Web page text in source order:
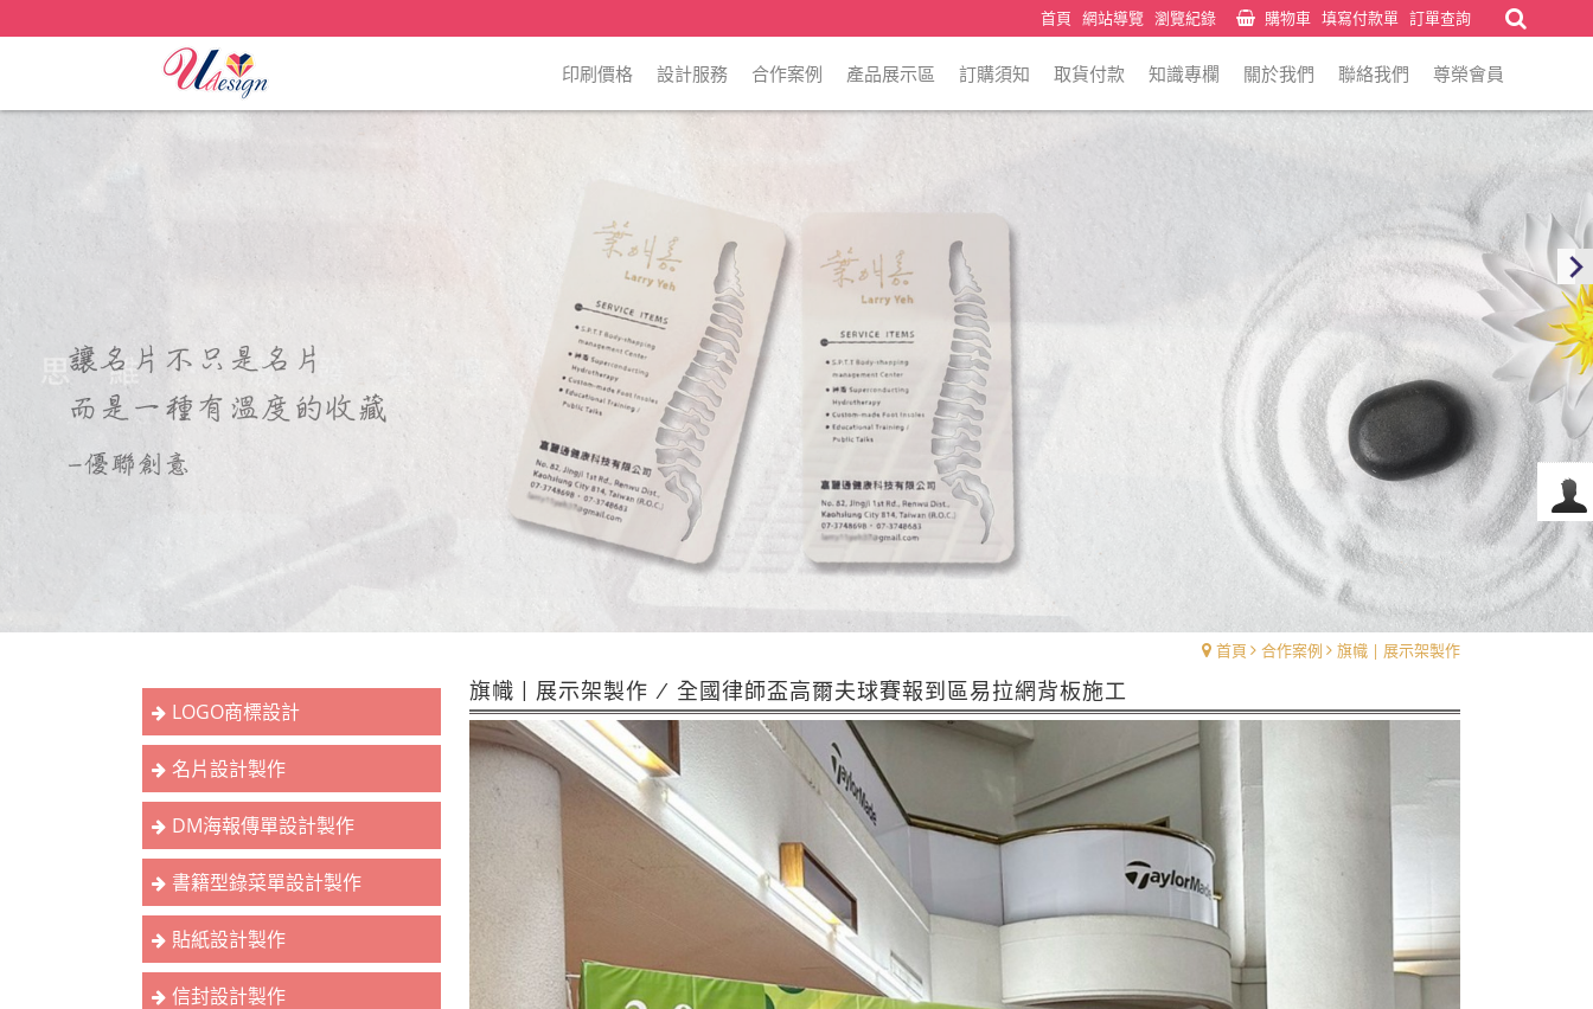
首頁 網站導覽 瀏覽紀錄 購物車 填寫付款單 訂單查詢
印刷價格 設計服務 合作案例 產品展示區 訂購須知 取貨付款 知識專欄 關於我們 聯絡我們 尊榮會員
首頁 合作案例 旗幟 | 展示架製作
LOGO商標設計
名片設計製作
DM海報傳單設計製作
書籍型錄菜單設計製作
貼紙設計製作
信封設計製作
旗幟 | 展示架製作 / 全國律師盃高爾夫球賽報到區易拉網背板施工